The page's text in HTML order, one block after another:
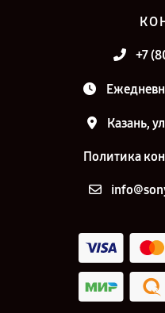
+7
Казань,
Политика